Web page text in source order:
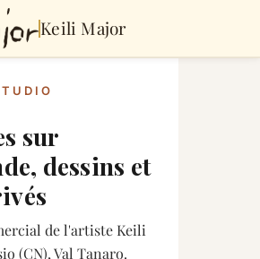
Keili Major
sur
dessins et
de l'artiste Keili
(CN), Val Tanaro.